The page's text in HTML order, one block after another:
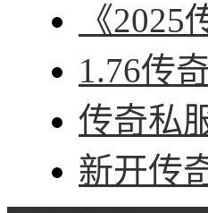
《
1.76传
传奇私
新开传